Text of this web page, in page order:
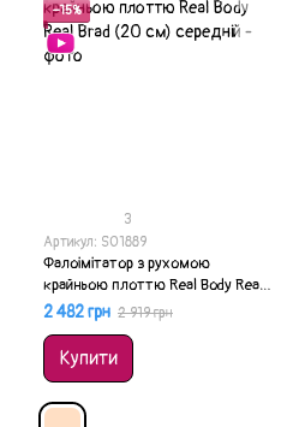
−15%
3
Артикул: SO1889
Фалоімітатор з рухомою
крайньою плоттю Real Body Real
Brad (20 см) середній
2 482 грн 2 919 грн
Купити